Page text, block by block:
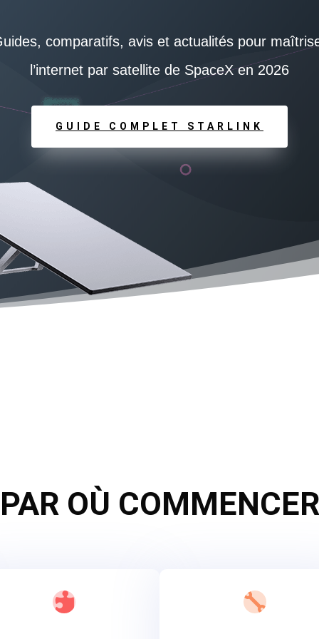
comparatifs, avis et actualités pour
l’internet par satellite de SpaceX en 2026
GUIDE COMPLET STARLINK
PAR OÙ COMMENCER
 